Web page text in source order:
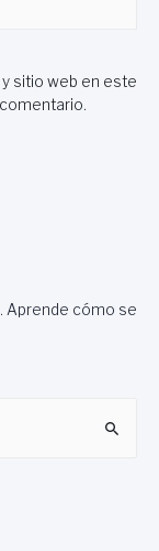
sitio web en este
Aprende cómo se